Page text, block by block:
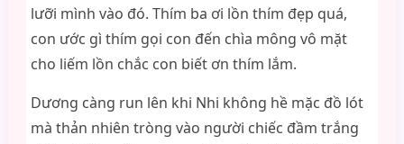
lưỡi mình vào đó. Thím ba ơi lồn thím đẹp quá,
con ước gì thím gọi con đến chìa mông vô mặt
cho liếm lồn chắc con biết ơn thím lắm.
Dương càng run lên khi Nhi không hề mặc đồ lót
mà thản nhiên tròng vào người chiếc đầm trắng